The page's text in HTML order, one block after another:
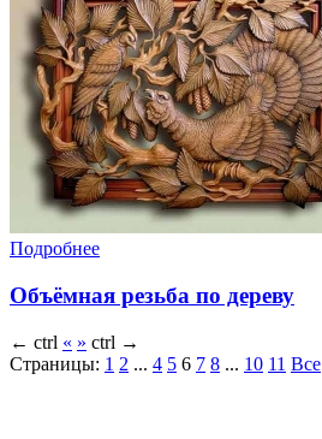
Подробнее
Объёмная резьба по дереву
← ctrl « » ctrl →
Страницы: 1 2 ... 4 5 6 7 8 ... 10 11 Все